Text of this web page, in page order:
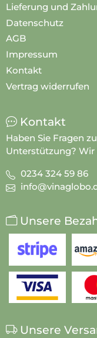
Lieferung und
Datenschutz
AGB
Impressum
Kontakt
Vertrag widerrufen
Kontakt
Haben Sie Fragen
Unterstützung? Wir
0234 324 59 86
Unsere
Unsere